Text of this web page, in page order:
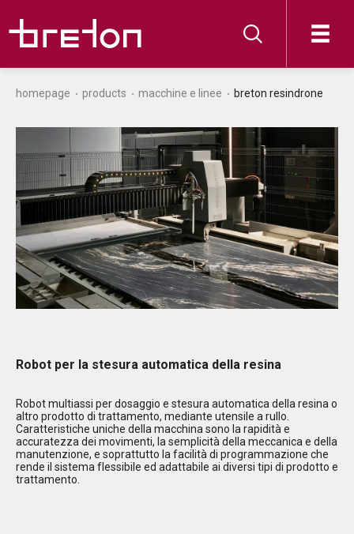
homepage products macchine e linee breton resindrone
Robot per la stesura automatica della resina
Robot multiassi per dosaggio e stesura automatica della resina o
altro prodotto di trattamento, mediante utensile a rullo.
Caratteristiche uniche della macchina sono la rapidità e
accuratezza dei movimenti, la semplicità della meccanica e della
manutenzione, e soprattutto la facilità di programmazione che
rende il sistema flessibile ed adattabile ai diversi tipi di prodotto e
trattamento.